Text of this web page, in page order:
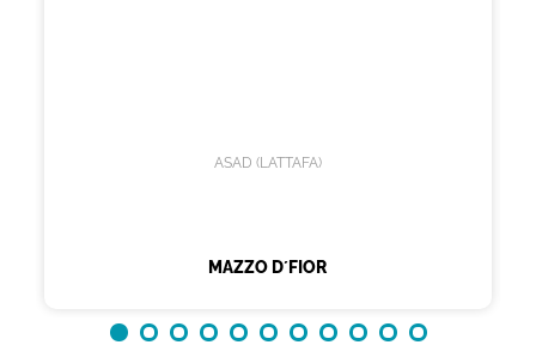
ASAD (LATTAFA)
MAZZO D´FIOR